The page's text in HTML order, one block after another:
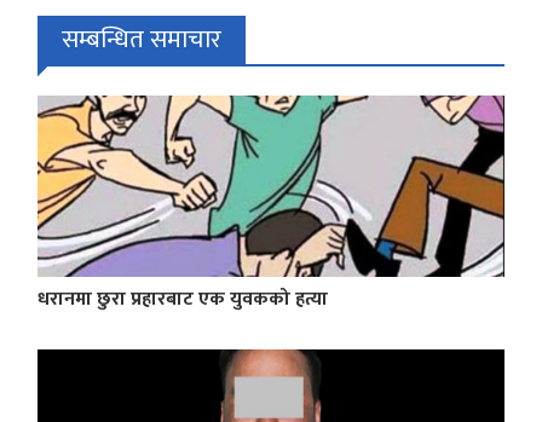
सम्बन्धित समाचार
धरानमा छुरा प्रहारबाट एक युवकको हत्या